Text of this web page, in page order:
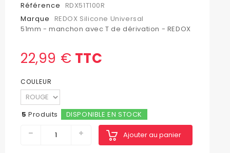
Référence
RDX51T100R
Marque
REDOX Silicone Universal
51mm - manchon avec T de dérivation - REDOX
22,99 € TTC
COULEUR
5 Produits DISPONIBLE EN STOCK
Ajouter au panier